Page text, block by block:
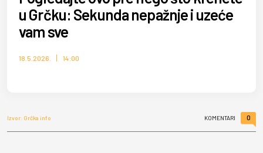
u Grčku: Sekunda nepažnje i uzeće
vam sve
18.5.2026. 14:00
Izvor: Grčka info KOMENTARI 0